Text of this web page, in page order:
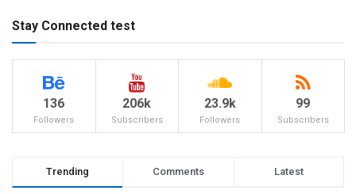
Stay Connected test
136
Followers
206k
Subscribers
23.9k
Followers
99
Subscribers
Trending Comments Latest